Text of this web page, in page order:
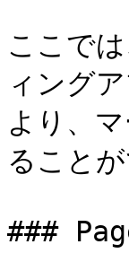
ここで
ィング
より、
ることが
###